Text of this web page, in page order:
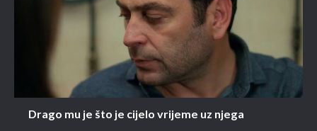
Drago mu je što je cijelo vrijeme uz njega